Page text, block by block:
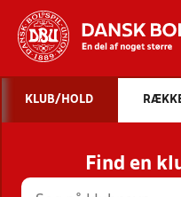
STILLINGER,
KLUB/HOLD
Find en